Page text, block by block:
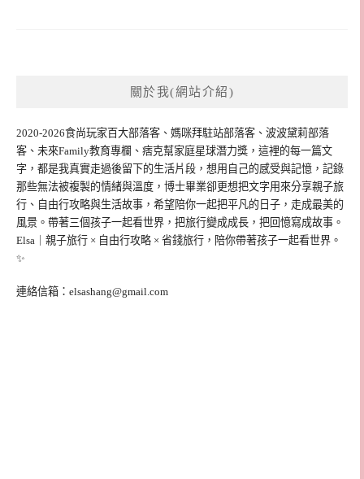
關於我(網站介紹)
2020-2026食尚玩家百大部落客、媽咪拜駐站部落客、波波黛莉部落
客、未來Family教育專欄、痞克幫家庭星球潛力獎，這裡的每一篇文
字，都是我真實走過後留下的生活片段，想用自己的感受與記憶，記錄
那些無法被複製的情緒與溫度，博士畢業卻更想把文字用來分享親子旅
行、自由行攻略與生活故事，希望陪你一起把平凡的日子，走成最美的
風景。帶著三個孩子一起看世界，把旅行變成成長，把回憶寫成故事。
Elsa｜親子旅行 × 自由行攻略 × 省錢旅行，陪你帶著孩子一起看世界。
✨
連絡信箱： elsashang@gmail.com